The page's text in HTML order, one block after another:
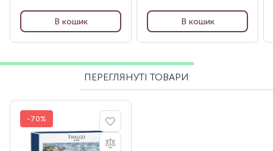
В кошик В кошик
ПЕРЕГЛЯНУТІ ТОВАРИ
-70%